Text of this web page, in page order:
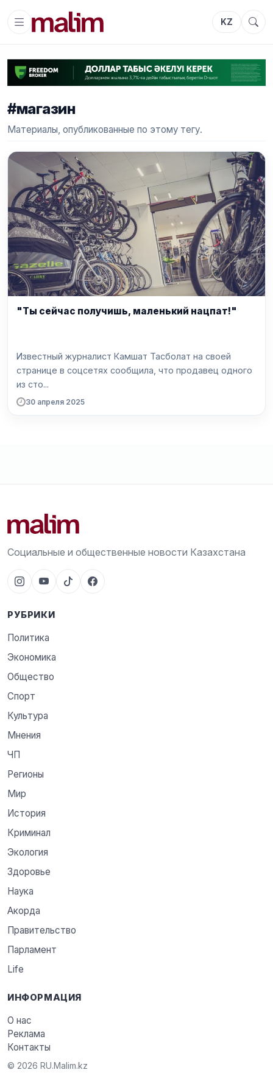
KZ
#магазин
Материалы, опубликованные по этому тегу.
"Ты сейчас получишь, маленький нацпат!"
Известный журналист Камшат Тасболат на своей
странице в соцсетях сообщила, что продавец одного
из сто...
30 апреля 2025
Социальные и общественные новости Казахстана
РУБРИКИ
Политика
Экономика
Общество
Спорт
Культура
Мнения
ЧП
Регионы
Мир
История
Криминал
Экология
Здоровье
Наука
Акорда
Правительство
Парламент
Life
ИНФОРМАЦИЯ
О нас
Реклама
Контакты
© 2026 RU.Malim.kz